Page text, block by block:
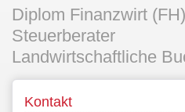
Die Experten
Leistungen
Diplom Finanzwirt (FH)
Steuerberater
Landwirtschaftliche
Kontakt